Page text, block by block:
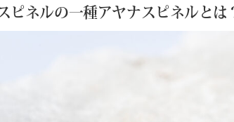
ピネルの一種アヤナスピネルとは